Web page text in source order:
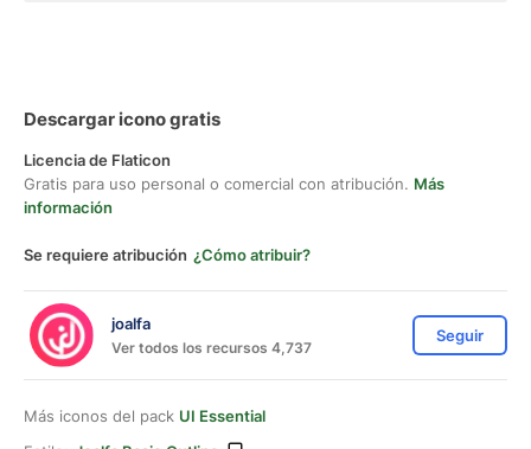
Descargar icono gratis
Licencia de Flaticon
Gratis para uso personal o comercial con atribución. Más
información
Se requiere atribución ¿Cómo atribuir?
joalfa
Ver todos los recursos 4,737
Seguir
Más iconos del pack UI Essential